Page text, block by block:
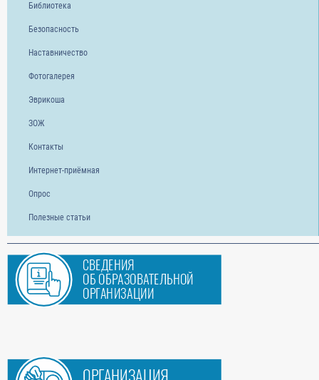
Библиотека
Безопасность
Наставничество
Фотогалерея
Эврикоша
ЗОЖ
Контакты
Интернет-приёмная
Опрос
Полезные статьи